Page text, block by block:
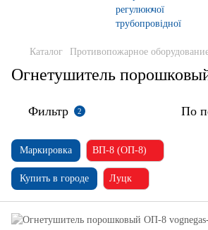
Каталог Противопожарное
Огнетушитель
Фильтр 2 По
Маркировка ВП-8 (ОП-8)
Купить в городе Луцк